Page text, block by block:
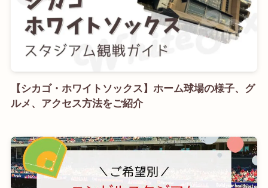
【シカゴ・ホワイトソックス】ホーム球場の様子、グ
ルメ、アクセス方法をご紹介